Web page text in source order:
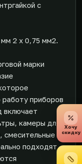
с
мм 2 x 0,75 мм2.
марки
приборов
включает
камеры для
смесительные
подходят
Хочу
скидку